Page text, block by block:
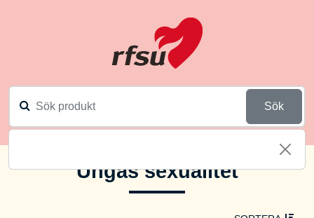
Sök
Ungas sexualitet